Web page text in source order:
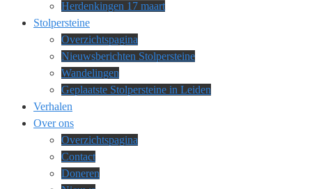
Herdenkingen 17 maart
Stolpersteine
Overzichtspagina
Nieuwsberichten Stolpersteine
Wandelingen
Geplaatste Stolpersteine in Leiden
Verhalen
Over ons
Overzichtspagina
Contact
Doneren